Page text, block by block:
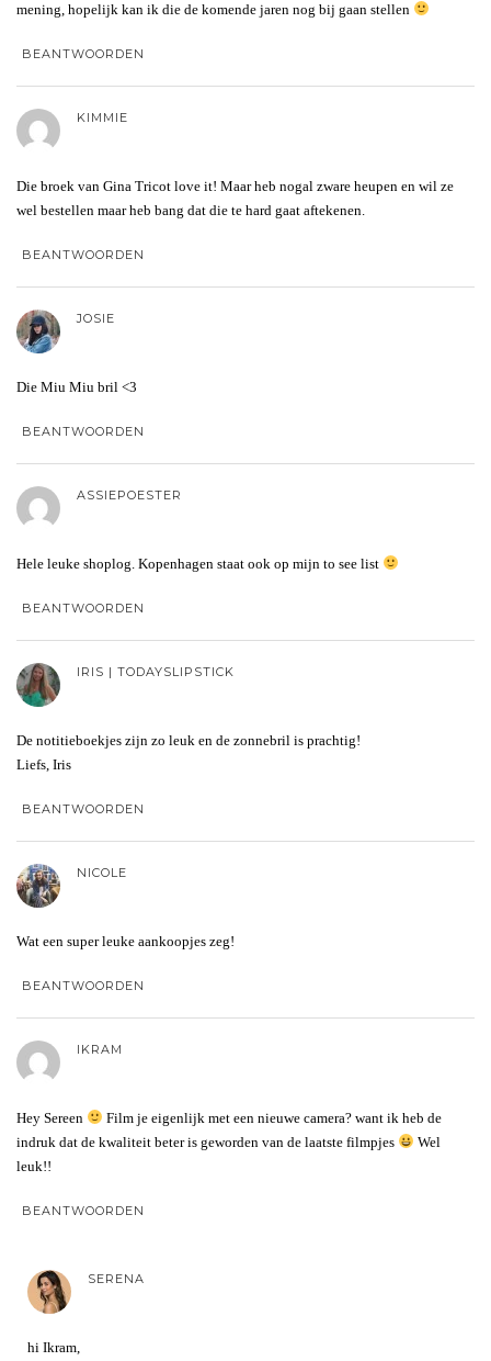
mening, hopelijk kan ik die de komende jaren nog bij gaan stellen
BEANTWOORDEN
KIMMIE
Die broek van Gina Tricot love it! Maar heb nogal zware heupen en wil ze
wel bestellen maar heb bang dat die te hard gaat aftekenen.
BEANTWOORDEN
JOSIE
Die Miu Miu bril <3
BEANTWOORDEN
ASSIEPOESTER
Hele leuke shoplog. Kopenhagen staat ook op mijn to see list
BEANTWOORDEN
IRIS | TODAYSLIPSTICK
De notitieboekjes zijn zo leuk en de zonnebril is prachtig!
Liefs, Iris
BEANTWOORDEN
NICOLE
Wat een super leuke aankoopjes zeg!
BEANTWOORDEN
IKRAM
Hey Sereen
Film je eigenlijk met een nieuwe camera? want ik heb de
indruk dat de kwaliteit beter is geworden van de laatste filmpjes
Wel
leuk!!
BEANTWOORDEN
SERENA
hi Ikram,